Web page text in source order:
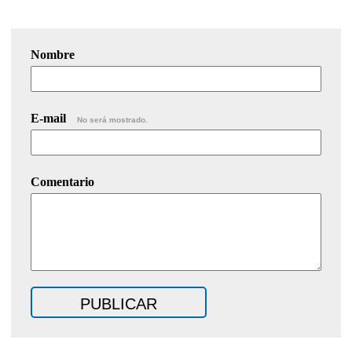
Nombre
E-mail No será mostrado.
Comentario